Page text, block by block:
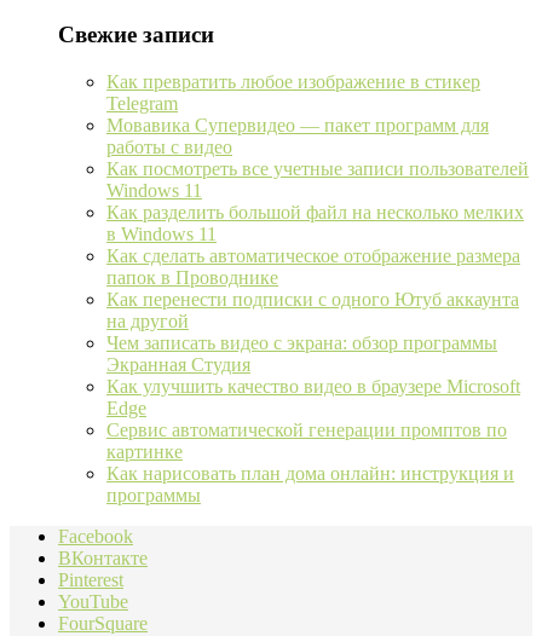
Свежие записи
Как превратить любое изображение в стикер
Telegram
Мовавика Супервидео — пакет программ для
работы с видео
Как посмотреть все учетные записи пользователей
Windows 11
Как разделить большой файл на несколько мелких
в Windows 11
Как сделать автоматическое отображение размера
папок в Проводнике
Как перенести подписки с одного Ютуб аккаунта
на другой
Чем записать видео с экрана: обзор программы
Экранная Студия
Как улучшить качество видео в браузере Microsoft
Edge
Сервис автоматической генерации промптов по
картинке
Как нарисовать план дома онлайн: инструкция и
программы
Facebook
ВКонтакте
Pinterest
YouTube
FourSquare